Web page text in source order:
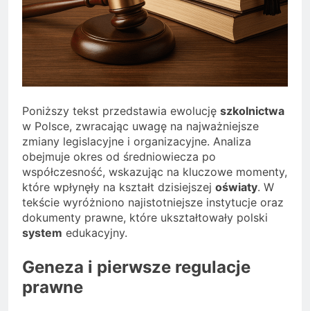
Poniższy tekst przedstawia ewolucję szkolnictwa
w Polsce, zwracając uwagę na najważniejsze
zmiany legislacyjne i organizacyjne. Analiza
obejmuje okres od średniowiecza po
współczesność, wskazując na kluczowe momenty,
które wpłynęły na kształt dzisiejszej oświaty. W
tekście wyróżniono najistotniejsze instytucje oraz
dokumenty prawne, które ukształtowały polski
system edukacyjny.
Geneza i pierwsze regulacje
prawne